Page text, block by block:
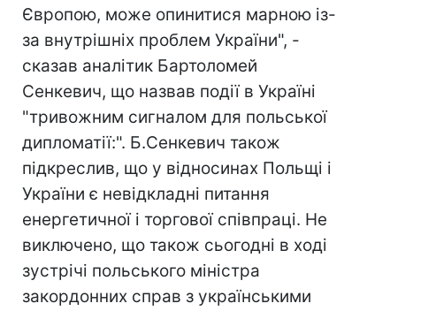
Європою, може опинитися марною із-
за внутрішніх проблем України", -
сказав аналітик Бартоломей
Сенкевич, що назвав події в Україні
"тривожним сигналом для польської
дипломатії:". Б.Сенкевич також
підкреслив, що у відносинах Польщі і
України є невідкладні питання
енергетичної і торгової співпраці. Не
виключено, що також сьогодні в ході
зустрічі польського міністра
закордонних справ з українськими